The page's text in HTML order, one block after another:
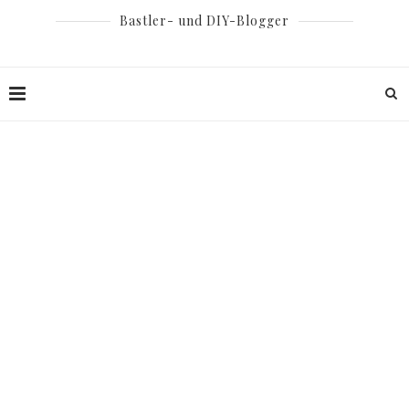
Bastler- und DIY-Blogger